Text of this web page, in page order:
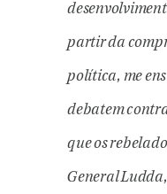
partir da
política, me
debatem
que os
General